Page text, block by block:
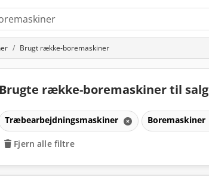
Brugt række-boremaskiner
Brugte række-boremaskiner til salg
Træbearbejdningsmaskiner Boremaskiner
Fjern alle filtre